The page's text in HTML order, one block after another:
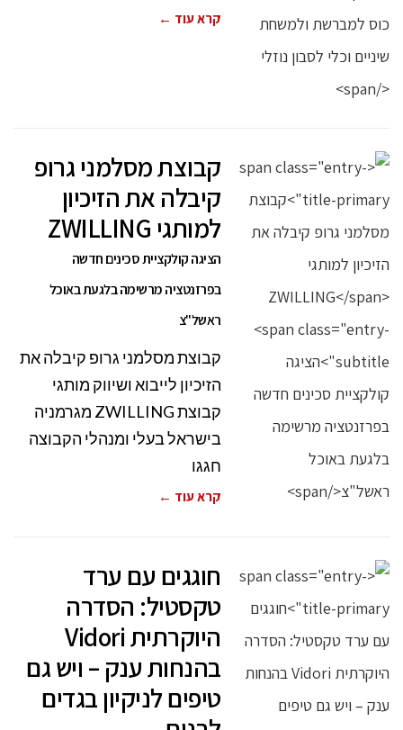
קרא עוד ←
קבוצת מסלמני גרופ
קיבלה את הזיכיון
למותגי ZWILLING
הציגה קולקציית סכינים חדשה
בפרזנטציה מרשימה בלגעת באוכל
ראשל"צ
קבוצת מסלמני גרופ קיבלה את
הזיכיון לייבוא ושיווק מותגי
קבוצת ZWILLING מגרמניה
בישראל בעלי ומנהלי הקבוצה
חגגו
קרא עוד ←
חוגגים עם ערד
טקסטיל: הסדרה
היוקרתית Vidori
בהנחות ענק – ויש גם
טיפים לניקיון בגדים